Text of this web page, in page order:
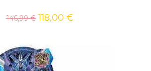
146,99€ 118,00 €